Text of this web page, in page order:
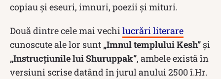
copiau și eseuri, imnuri, poezii și mituri.
Două dintre cele mai vechi lucrări literare
cunoscute ale lor sunt „Imnul templului Kesh” și
„Instrucțiunile lui Shuruppak”, ambele există în
versiuni scrise datând în jurul anului 2500 î.Hr.